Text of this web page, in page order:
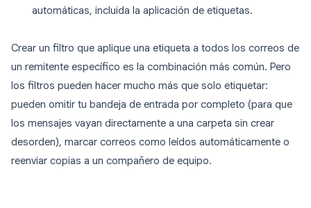
automáticas, incluida la aplicación de etiquetas.
Crear un filtro que aplique una etiqueta a todos los correos de
un remitente específico es la combinación más común. Pero
los filtros pueden hacer mucho más que solo etiquetar:
pueden omitir tu bandeja de entrada por completo (para que
los mensajes vayan directamente a una carpeta sin crear
desorden), marcar correos como leídos automáticamente o
reenviar copias a un compañero de equipo.